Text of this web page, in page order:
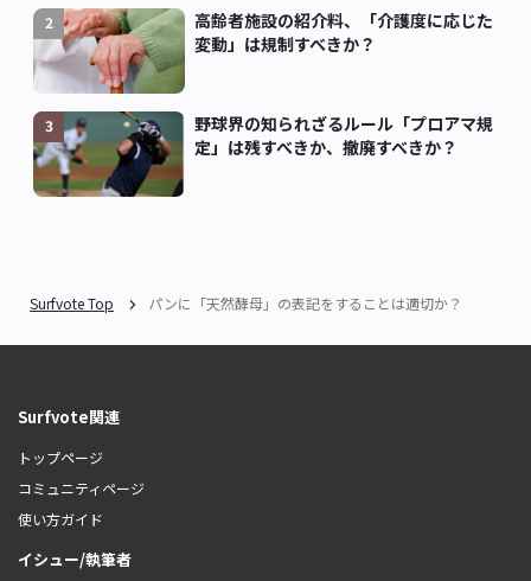
2
高齢者施設の紹介料、「介護度に応じた
変動」は規制すべきか？
3
野球界の知られざるルール「プロアマ規
定」は残すべきか、撤廃すべきか？
Surfvote Top パンに「天然酵母」の表記をすることは適切か？
Surfvote関連
トップページ
コミュニティページ
使い方ガイド
イシュー/執筆者